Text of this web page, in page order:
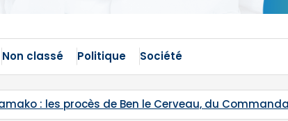
Non classé Politique Société
: les procès de Ben le Cerveau, du